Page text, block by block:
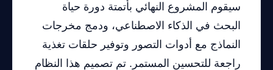
سيقوم المشروع النهائي بأتمتة دورة حياة
البحث في الذكاء الاصطناعي، ودمج مخرجات
النماذج مع أدوات التصور وتوفير حلقات تغذية
راجعة للتحسين المستمر. تم تصميم هذا النظام